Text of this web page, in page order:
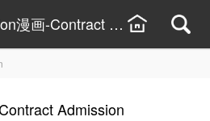
漫画-Contract Admission漫
Admission